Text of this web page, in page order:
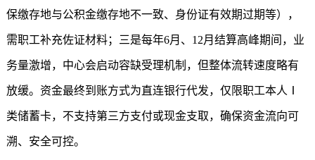
保缴存地与公积金缴存地不一致、身份证有效期过期等），
需职工补充佐证材料；三是每年6月、12月结算高峰期间，业
务量激增，中心会启动容缺受理机制，但整体流转速度略有
放缓。资金最终到账方式为直连银行代发，仅限职工本人Ⅰ
类储蓄卡，不支持第三方支付或现金支取，确保资金流向可
溯、安全可控。